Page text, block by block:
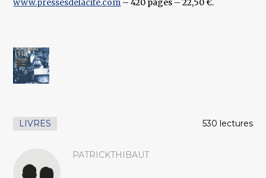
www.pressesdelacite.com – 420 pages – 22,50 €.
LIVRES 530 lectures
PATRICKTHIBAUT